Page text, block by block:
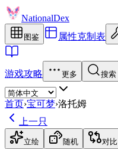
NationalDex
图鉴 属性克制表
游戏攻略 更多 搜索
首页›宝可梦›洛托姆
上一只
立绘 随机 对比